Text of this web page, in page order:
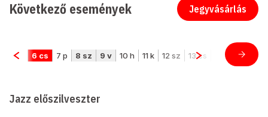
Jegyvásárlás
Következő események
Jazz előszilveszter